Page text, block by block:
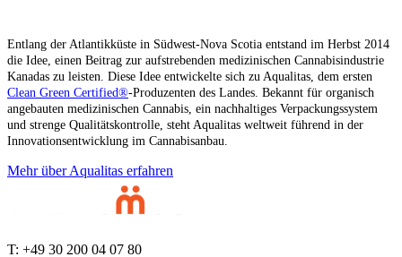
Entlang der Atlantikküste in Südwest-Nova Scotia entstand im Herbst 2014
die Idee, einen Beitrag zur aufstrebenden medizinischen Cannabisindustrie
Kanadas zu leisten. Diese Idee entwickelte sich zu Aqualitas, dem ersten
Clean Green Certified®-Produzenten des Landes. Bekannt für organisch
angebauten medizinischen Cannabis, ein nachhaltiges Verpackungssystem
und strenge Qualitätskontrolle, steht Aqualitas weltweit führend in der
Innovationsentwicklung im Cannabisanbau.
Mehr über Aqualitas erfahren
T: +49 30 200 04 07 80